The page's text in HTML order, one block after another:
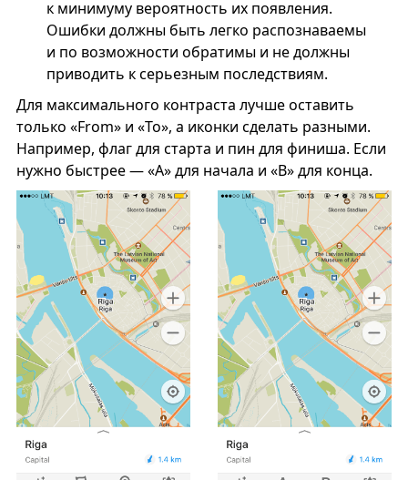
к минимуму вероятность их появления.
Ошибки должны быть легко распознаваемы
и по возможности обратимы и не должны
приводить к серьезным последствиям.
Для максимального контраста лучше оставить
только «From» и «To», а иконки сделать разными.
Например, флаг для старта и пин для финиша. Если
нужно быстрее — «А» для начала и «В» для конца.